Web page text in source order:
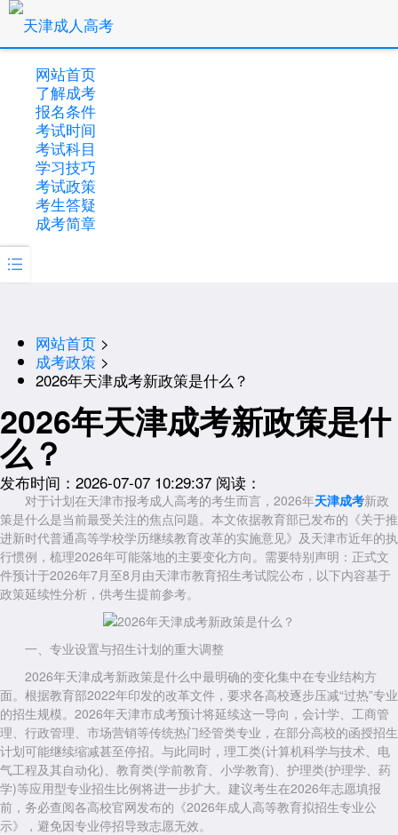
网站首页
了解成考
报名条件
考试时间
考试科目
学习技巧
考试政策
考生答疑
成考简章

网站首页 >
成考政策 >
2026年天津成考新政策是什么？
2026年天津成考新政策是什
么？
发布时间：2026-07-07 10:29:37 阅读：
对于计划在天津市报考成人高考的考生而言，2026年天津成考新政
策是什么是当前最受关注的焦点问题。本文依据教育部已发布的《关于推
进新时代普通高等学校学历继续教育改革的实施意见》及天津市近年的执
行惯例，梳理2026年可能落地的主要变化方向。需要特别声明：正式文
件预计于2026年7月至8月由天津市教育招生考试院公布，以下内容基于
政策延续性分析，供考生提前参考。
一、专业设置与招生计划的重大调整
2026年天津成考新政策是什么中最明确的变化集中在专业结构方
面。根据教育部2022年印发的改革文件，要求各高校逐步压减“过热”专业
的招生规模。2026年天津市成考预计将延续这一导向，会计学、工商管
理、行政管理、市场营销等传统热门经管类专业，在部分高校的函授招生
计划可能继续缩减甚至停招。与此同时，理工类(计算机科学与技术、电
气工程及其自动化)、教育类(学前教育、小学教育)、护理类(护理学、药
学)等应用型专业招生比例将进一步扩大。建议考生在2026年志愿填报
前，务必查阅各高校官网发布的《2026年成人高等教育拟招生专业公
示》，避免因专业停招导致志愿无效。